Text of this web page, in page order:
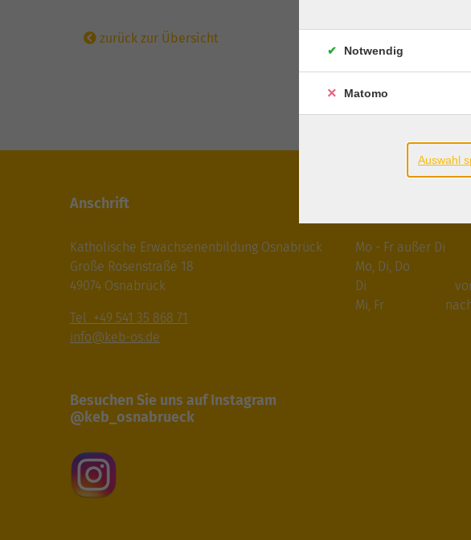
zurück zur Übersicht
Anschrift
Katholische Erwachsenenbildung Osnabrück
Große Rosenstraße 18
49074 Osnabrück
Tel +49 541 35 868 71
info@keb-os.de
Besuchen Sie uns auf Instagram
@keb_osnabrueck
Mo - Fr außer Di
Mo, Di, Do
Di
Mi, Fr
Notwendig
Matomo
Auswahl